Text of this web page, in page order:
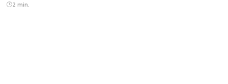
2 min.